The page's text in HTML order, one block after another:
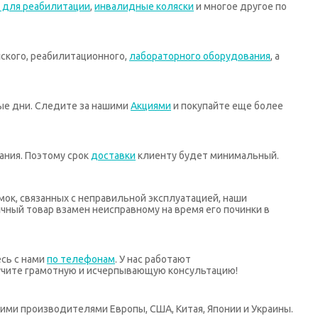
реабилитации, инвалидные коляски и многое другое по
реабилитационного, лабораторного оборудования, а
дни. Следите за нашими Акциями и покупайте еще более
Поэтому срокдоставки клиенту будет минимальный.
связанных с неправильной эксплуатацией, наши
товар взамен неисправному на время его починки в
с нами по телефонам. У нас работают
грамотную и исчерпывающую консультацию!
производителями Европы, США, Китая, Японии и Украины.